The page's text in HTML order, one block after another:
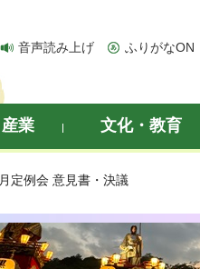
音声読み上げ ふりがなON
業 文化・教育
定例会 意見書・決議